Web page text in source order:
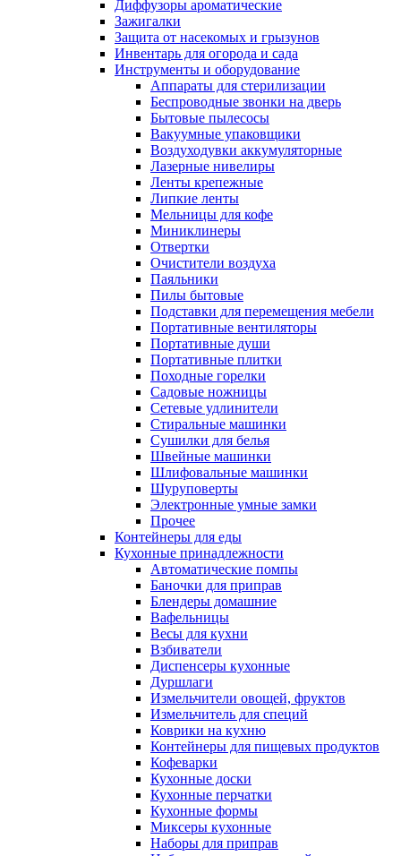
Диффузоры ароматические
Зажигалки
Защита от насекомых и грызунов
Инвентарь для огорода и сада
Инструменты и оборудование
Аппараты для стерилизации
Беспроводные звонки на дверь
Бытовые пылесосы
Вакуумные упаковщики
Воздуходувки аккумуляторные
Лазерные нивелиры
Ленты крепежные
Липкие ленты
Мельницы для кофе
Миниклинеры
Отвертки
Очистители воздуха
Паяльники
Пилы бытовые
Подставки для перемещения мебели
Портативные вентиляторы
Портативные души
Портативные плитки
Походные горелки
Садовые ножницы
Сетевые удлинители
Стиральные машинки
Сушилки для белья
Швейные машинки
Шлифовальные машинки
Шуруповерты
Электронные умные замки
Прочее
Контейнеры для еды
Кухонные принадлежности
Автоматические помпы
Баночки для приправ
Блендеры домашние
Вафельницы
Весы для кухни
Взбиватели
Диспенсеры кухонные
Дуршлаги
Измельчители овощей, фруктов
Измельчитель для специй
Коврики на кухню
Контейнеры для пищевых продуктов
Кофеварки
Кухонные доски
Кухонные перчатки
Кухонные формы
Миксеры кухонные
Наборы для приправ